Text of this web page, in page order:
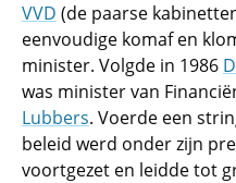
VVD (de paarse
eenvoudige komaf en
minister. Volgde in 1986
was minister van
Lubbers. Voerde een
beleid werd onder zijn
voortgezet en leidde tot